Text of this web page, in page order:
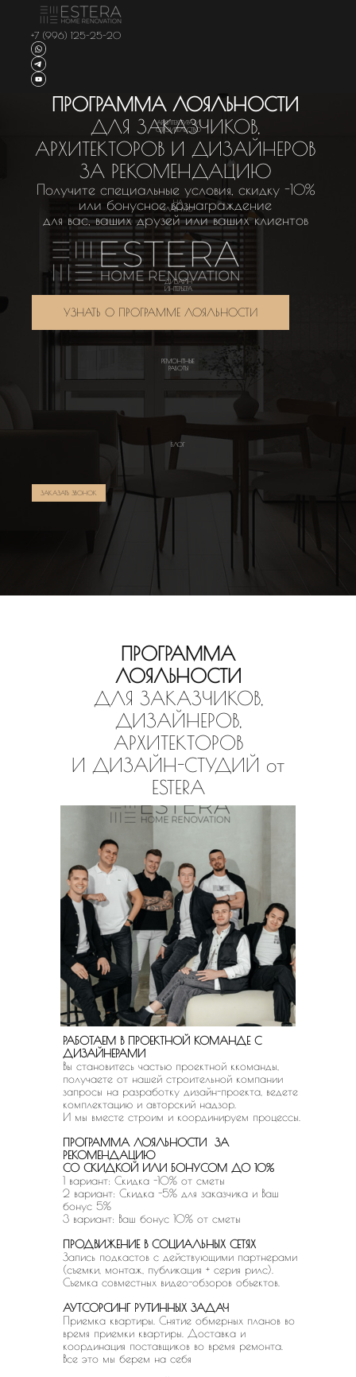
+7 (996) 125-25-20
АРХИТЕКТУРА И
СТРОИТЕЛЬСТВО
НА
ГЛАВНУЮ
ДИЗАЙН
ИНТЕРЬЕРА
РЕМОНТНЫЕ
РАБОТЫ
БЛОГ
ЗАКАЗАТЬ ЗВОНОК
ПРОГРАММА ЛОЯЛЬНОСТИ
ДЛЯ ЗАКАЗЧИКОВ,
АРХИТЕКТОРОВ И ДИЗАЙНЕРОВ
ЗА РЕКОМЕНДАЦИЮ
Получите специальные условия, скидку -10%
или бонусное вознаграждение
для вас, ваших друзей или ваших клиентов
УЗНАТЬ О ПРОГРАММЕ ЛОЯЛЬНОСТИ
ПРОГРАММА
ЛОЯЛЬНОСТИ
ДЛЯ ЗАКАЗЧИКОВ,
ДИЗАЙНЕРОВ,
АРХИТЕКТОРОВ
И ДИЗАЙН-СТУДИЙ от
ESTERA
РАБОТАЕМ В ПРОЕКТНОЙ КОМАНДЕ С
ДИЗАЙНЕРАМИ
Вы становитесь частью проектной ккоманды,
получаете от нашей строительной компании
запросы на разработку дизайн-проекта, ведете
комплектацию и авторский надзор.
И мы вместе строим и координируем процессы.
ПРОГРАММА ЛОЯЛЬНОСТИ ЗА
РЕКОМЕНДАЦИЮ
СО СКИДКОЙ ИЛИ БОНУСОМ ДО 10%
1 вариант: Скидка -10% от сметы
2 вариант: Скидка -5% для заказчика и Ваш
бонус 5%
3 вариант: Ваш бонус 10% от сметы
ПРОДВИЖЕНИЕ В СОЦИАЛЬНЫХ СЕТЯХ
Запись подкастов с действующими партнерами
(съемки, монтаж, публикация + серия рилс).
Съемка совместных видео-обзоров объектов.
АУТСОРСИНГ РУТИННЫХ ЗАДАЧ
Приемка квартиры. Снятие обмерных планов во
время приемки квартиры. Доставка и
координация поставщиков во время ремонта.
Все это мы берем на себя